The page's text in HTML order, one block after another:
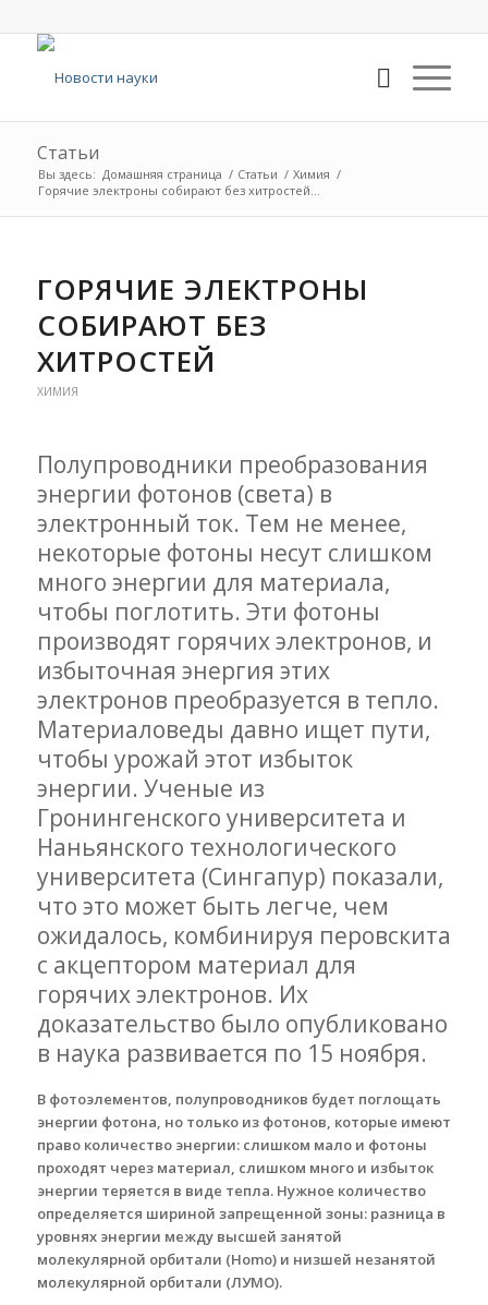
Статьи
Вы здесь: Домашняя страница / Статьи / Химия /
Горячие электроны собирают без хитростей...
ГОРЯЧИЕ ЭЛЕКТРОНЫ
СОБИРАЮТ БЕЗ
ХИТРОСТЕЙ
ХИМИЯ
Полупроводники преобразования
энергии фотонов (света) в
электронный ток. Тем не менее,
некоторые фотоны несут слишком
много энергии для материала,
чтобы поглотить. Эти фотоны
производят горячих электронов, и
избыточная энергия этих
электронов преобразуется в тепло.
Материаловеды давно ищет пути,
чтобы урожай этот избыток
энергии. Ученые из
Гронингенского университета и
Наньянского технологического
университета (Сингапур) показали,
что это может быть легче, чем
ожидалось, комбинируя перовскита
с акцептором материал для
горячих электронов. Их
доказательство было опубликовано
в наука развивается по 15 ноября.
В фотоэлементов, полупроводников будет поглощать
энергии фотона, но только из фотонов, которые имеют
право количество энергии: слишком мало и фотоны
проходят через материал, слишком много и избыток
энергии теряется в виде тепла. Нужное количество
определяется шириной запрещенной зоны: разница в
уровнях энергии между высшей занятой
молекулярной орбитали (Homo) и низшей незанятой
молекулярной орбитали (ЛУМО).